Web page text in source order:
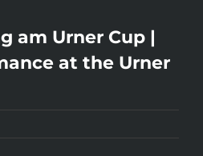
am Urner Cup |
at the Urner